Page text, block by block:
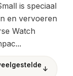
is speciaal
en vervoeren
Watch
↓